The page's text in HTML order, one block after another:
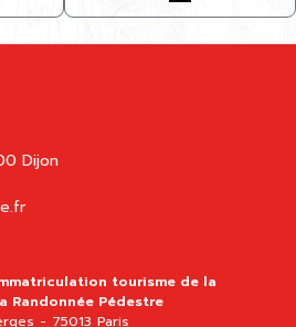
Dijon
tourisme de la
Randonnée Pédestre
- 75013 Paris